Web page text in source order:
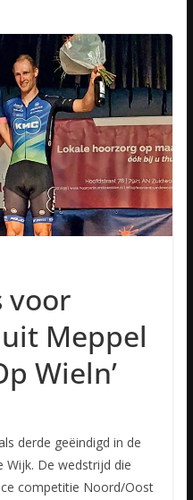
voor
Meppel
Wieln’
derde geëindigd in de
Wijk. De wedstrijd die
competitie Noord/Oost